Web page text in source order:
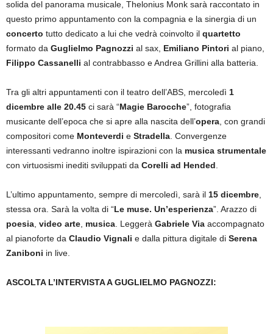
solida del panorama musicale, Thelonius Monk sarà raccontato in
questo primo appuntamento con la compagnia e la sinergia di un
concerto tutto dedicato a lui che vedrà coinvolto il quartetto
formato da Guglielmo Pagnozzi al sax, Emiliano Pintori al piano,
Filippo Cassanelli al contrabbasso e Andrea Grillini alla batteria.
Tra gli altri appuntamenti con il teatro dell’ABS, mercoledì 1
dicembre alle 20.45 ci sarà “Magie Barocche”, fotografia
musicante dell’epoca che si apre alla nascita dell’opera , con grandi
compositori come Monteverdi e Stradella . Convergenze
interessanti vedranno inoltre ispirazioni con la musica strumentale
con virtuosismi inediti sviluppati da Corelli ad Hended
L’ultimo appuntamento, sempre di mercoledì, sarà il 15 dicembre
stessa ora. Sarà la volta di “Le muse. Un’esperienza”. Arazzo di
poesia video arte musica . Leggerà Gabriele Via accompagnato
al pianoforte da Claudio Vignali e dalla pittura digitale di Serena
Zaniboni in live.
ASCOLTA L’INTERVISTA A GUGLIELMO PAGNOZZI: